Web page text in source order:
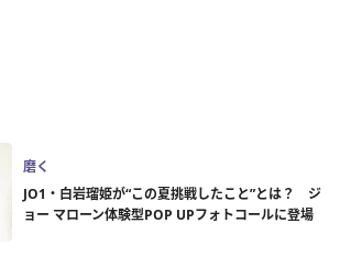
磨く
JO1・白岩瑠姫が“この夏挑戦したこと”とは？ ジ
ョー マローン体験型POP UPフォトコールに登場